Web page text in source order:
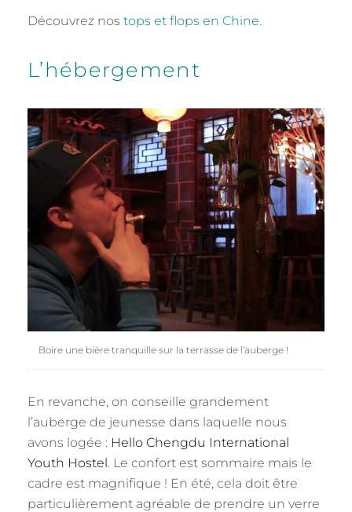
Découvrez nos tops et flops en Chine.
L’hébergement
Boire une bière tranquille sur la terrasse de l’auberge !
En revanche, on conseille grandement
l’auberge de jeunesse dans laquelle nous
avons logée : Hello Chengdu International
Youth Hostel. Le confort est sommaire mais le
cadre est magnifique ! En été, cela doit être
particulièrement agréable de prendre un verre